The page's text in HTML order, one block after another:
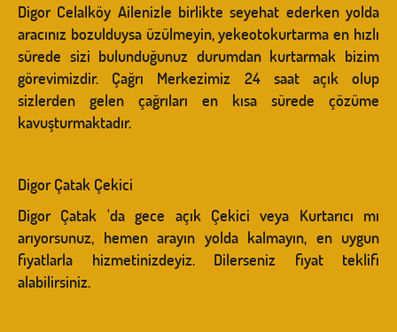
Digor Celalköy Ailenizle birlikte seyehat ederken yolda
aracınız bozulduysa üzülmeyin, yekeotokurtarma en hızlı
sürede sizi bulunduğunuz durumdan kurtarmak bizim
görevimizdir. Çağrı Merkezimiz 24 saat açık olup
sizlerden gelen çağrıları en kısa sürede çözüme
kavuşturmaktadır.
Digor Çatak Çekici
Digor Çatak 'da gece açık Çekici veya Kurtarıcı mı
arıyorsunuz, hemen arayın yolda kalmayın, en uygun
fiyatlarla hizmetinizdeyiz. Dilerseniz fiyat teklifi
alabilirsiniz.